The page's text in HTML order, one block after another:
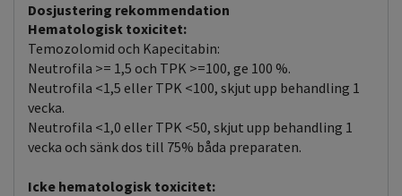
Dosjustering rekommendation
Hematologisk toxicitet:
Temozolomid och Kapecitabin:
Neutrofila >= 1,5 och TPK >=100, ge 100 %.
Neutrofila <1,5 eller TPK <100, skjut upp behandling 1
vecka.
Neutrofila <1,0 eller TPK <50, skjut upp behandling 1
vecka och sänk dos till 75% båda preparaten.
Icke hematologisk toxicitet: